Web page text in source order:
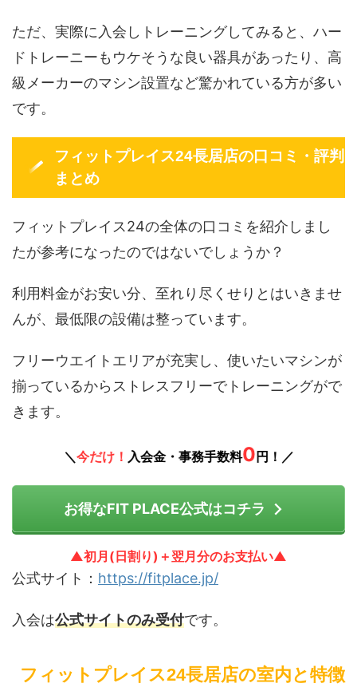
ただ、実際に入会しトレーニングしてみると、ハー
ドトレーニーもウケそうな良い器具があったり、高
級メーカーのマシン設置など驚かれている方が多い
です。
フィットプレイス24長居店の口コミ・評判
まとめ
フィットプレイス24の全体の口コミを紹介しまし
たが参考になったのではないでしょうか？
利用料金がお安い分、至れり尽くせりとはいきませ
んが、最低限の設備は整っています。
フリーウエイトエリアが充実し、使いたいマシンが
揃っているからストレスフリーでトレーニングがで
きます。
＼今だけ！ 入会金・事務手数料0 円！／
お得なFIT PLACE公式はコチラ
▲初月(日割り)＋翌月分のお支払い▲
公式サイト： https://fitplace.jp/
入会は公式サイトのみ受付です。
フィットプレイス24長居店の室内と特徴